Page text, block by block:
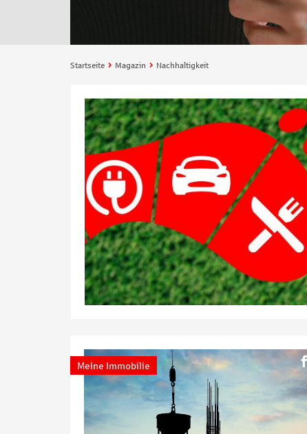
Startseite Magazin Nachhaltigkeit
Meine Immobilie